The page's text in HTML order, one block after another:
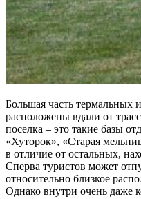
Большая часть термальных
расположены вдали от
поселка – это такие базы
«Хуторок», «Старая
в отличие от остальных,
Сперва туристов может
относительно близкое
Однако внутри очень даже